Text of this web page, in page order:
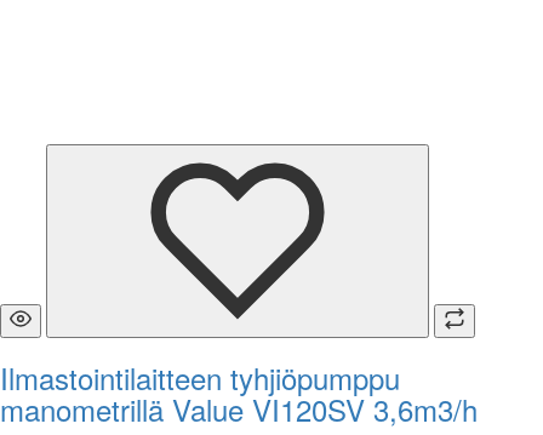
Ilmastointilaitteen tyhjiöpumppu
manometrillä Value VI120SV 3,6m3/h